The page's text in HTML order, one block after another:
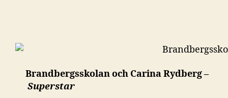
Brandbergsskolan och Carina Rydberg –
Superstar